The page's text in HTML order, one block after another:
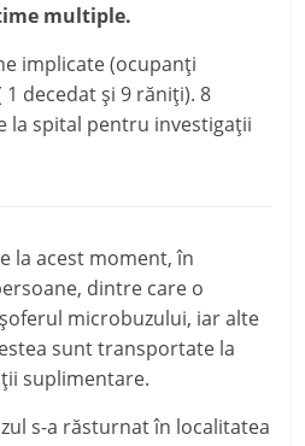
multiple.
implicate (ocupanți
decedat și 9 răniți). 8
la spital pentru investigații
la acest moment, în
dintre care o
microbuzului, iar alte
sunt transportate la
suplimentare.
s-a răsturnat în localitatea